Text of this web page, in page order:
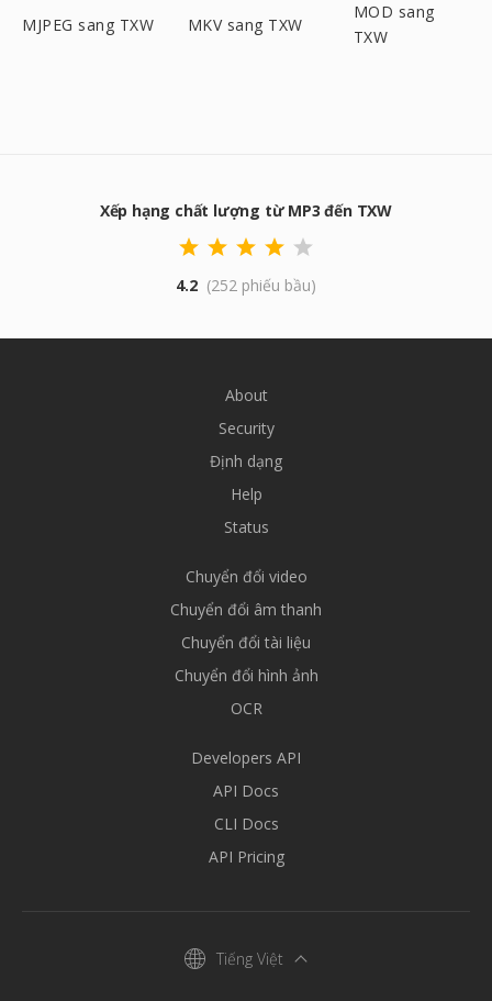
MJPEG sang TXW MKV sang TXW
MOD sang
TXW
Xếp hạng chất lượng từ MP3 đến TXW
4.2 (252 phiếu bầu)
About
Security
Định dạng
Help
Status
Chuyển đổi video
Chuyển đổi âm thanh
Chuyển đổi tài liệu
Chuyển đổi hình ảnh
OCR
Developers API
API Docs
CLI Docs
API Pricing
Tiếng Việt